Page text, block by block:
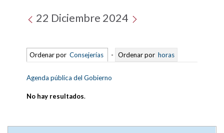
22 Diciembre 2024
Ordenar por Consejerías - Ordenar por horas
Agenda pública del Gobierno
No hay resultados.